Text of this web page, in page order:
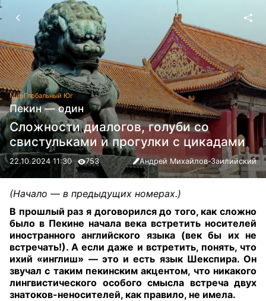
МирГлобальный Юг
Пекин — один
Сложности диалогов, голуби со
свистульками и прогулки с цикадами
22.10.2024 11:30 753 Андрей Михайлов-Заилийский
(Начало — в предыдущих номерах.)
В прошлый раз я договорился до того, как сложно
было в Пекине начала века встретить носителей
иностранного английского языка (век бы их не
встречать!). А если даже и встретить, понять, что
ихий «инглиш» — это и есть язык Шекспира. Он
звучал с таким пекинским акцентом, что никакого
лингвистического особого смысла встреча двух
знатоков-неносителей, как правило, не имела.